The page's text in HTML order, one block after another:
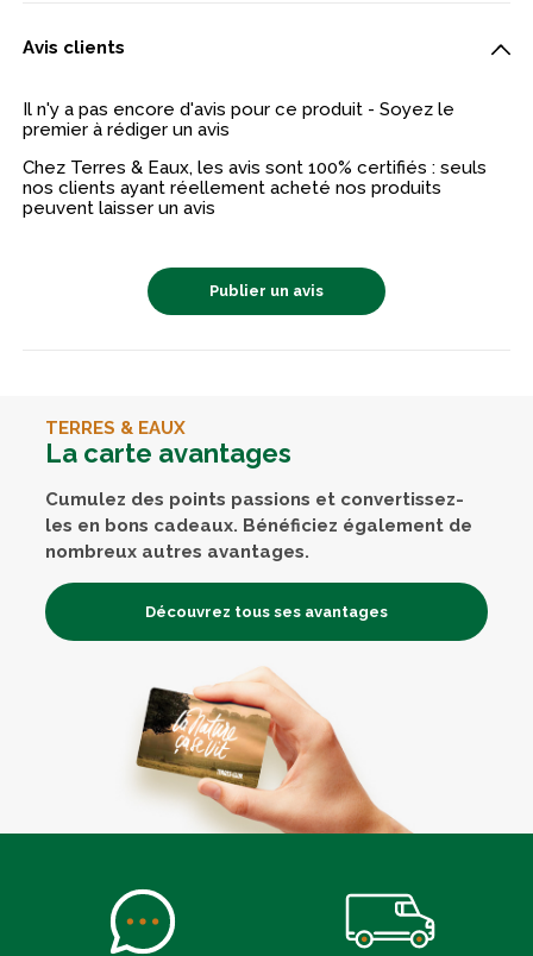
Avis clients
Il n'y a pas encore d'avis pour ce produit - Soyez le
premier à rédiger un avis
Chez Terres & Eaux, les avis sont 100% certifiés : seuls
nos clients ayant réellement acheté nos produits
peuvent laisser un avis
Publier un avis
TERRES & EAUX
La carte avantages
Cumulez des points passions et convertissez-
les en bons cadeaux. Bénéficiez également de
nombreux autres avantages.
Découvrez tous ses avantages